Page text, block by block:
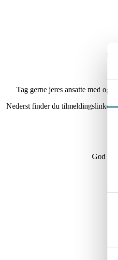
Tag gerne jeres ansatte med og
Nederst finder du tilmeldingslinket,
God